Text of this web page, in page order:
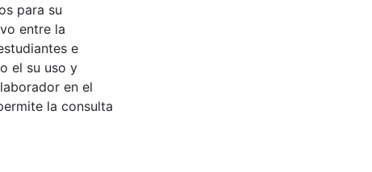
para su
entre la
e
el su uso y
en el
la consulta